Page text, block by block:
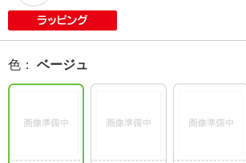
色 ： ベージュ